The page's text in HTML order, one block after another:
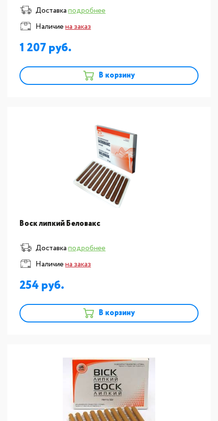
Доставкаподробнее
Наличиена заказ
1 207
В корзину
Воск липкий Беловакс
Доставкаподробнее
Наличиена заказ
254
В корзину